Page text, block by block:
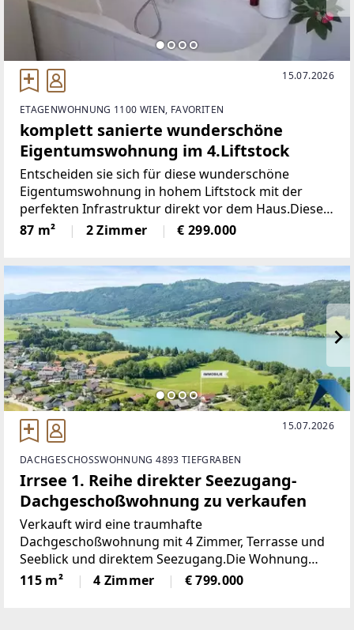
15.07.2026
ETAGENWOHNUNG 1100 WIEN, FAVORITEN
komplett sanierte wunderschöne
Eigentumswohnung im 4.Liftstock
Entscheiden sie sich für diese wunderschöne
Eigentumswohnung in hohem Liftstock mit der
perfekten Infrastruktur direkt vor dem Haus.Diese
Wohnung wurde 2014 generalsaniert .Fenster,
Böden, Heizung Brennwertgerät Gas,
87 m² 2 Zimmer € 299.000
15.07.2026
DACHGESCHOSSWOHNUNG 4893 TIEFGRABEN
Irrsee 1. Reihe direkter Seezugang-
Dachgeschoßwohnung zu verkaufen
Verkauft wird eine traumhafte
Dachgeschoßwohnung mit 4 Zimmer, Terrasse und
Seeblick und direktem Seezugang.Die Wohnung
kann sofort und möbliert nach Absprache
übernommen werden.Dieses Objekt ist ein Traum
115 m² 4 Zimmer € 799.000